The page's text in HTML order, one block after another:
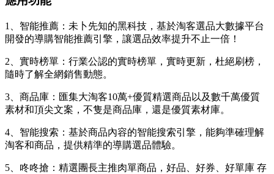
1、智能推薦：未卜先知的黑科技，基於淘客選品大數據平台
開發的導購智能推薦引擎，讓選品效率提升不止一倍！
2、實時榜單：行業公認的實時榜單，實時更新，杜絕刷榜，
隨時了解全網銷售動態。
3、商品庫：匯集大淘客10萬+優質精選商品以及數千萬優質
素材和頂尖文案，不隻是商品庫，還是優質素材庫。
4、智能搜索：基於商品內容的智能搜索引擎，能夠準確理解
淘客和商品，提供精準的導購選品體驗。
5、咚咚搶：精選團長主推肉單商品，好品、好券、好單庫 存